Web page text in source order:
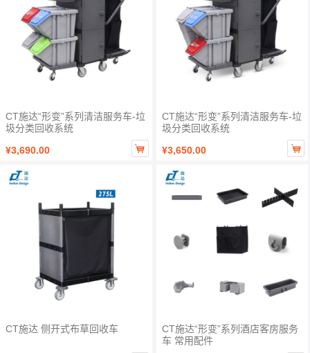
CT施达“形变”系列清洁服务车-垃
圾分类回收系统
¥3,690.00

CT施达“形变”系列清洁服务车-垃
圾分类回收系统
¥3,650.00

CT施达 侧开式布草回收车
CT施达“形变”系列酒店客房服务
车 常用配件